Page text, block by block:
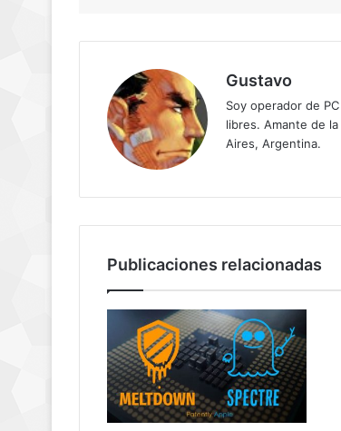
Gustavo
Soy operador de
libres. Amante de
Aires, Argentina.
Publicaciones relacionadas